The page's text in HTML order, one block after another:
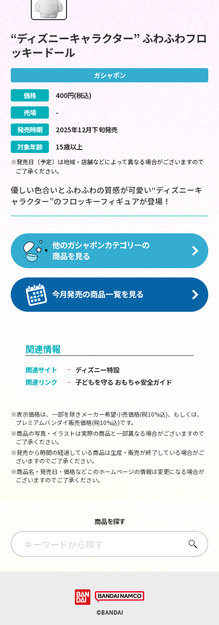
“ディズニーキャラクター” ふわふわフロ
ッキードール
ガシャポン
価格 400円(税込)
売場
-
発売時期
2025年12月下旬発売
対象年齢
15歳以上
※発売日（予定）は地域・店舗などによって異なる場合がございますので
ご了承ください。
優しい色合いとふわふわの質感が可愛い“ディズニーキ
ャラクター”のフロッキーフィギュアが登場！
関連情報
関連サイト
ディズニー特設
関連リンク
子どもを守る おもちゃ安全ガイド
※表示価格は、一部を除きメーカー希望小売価格(税10%込)、もしくは、
プレミアムバンダイ販売価格(税10%込)です。
※商品の写真・イラストは実際の商品と一部異なる場合がございますので
ご了承ください。
※発売から時間の経過している商品は生産・販売が終了している場合がご
ざいますのでご了承ください。
※商品名・発売日・価格などこのホームページの情報は変更になる場合が
ございますのでご了承ください。
商品を探す
さがす
©BANDAI